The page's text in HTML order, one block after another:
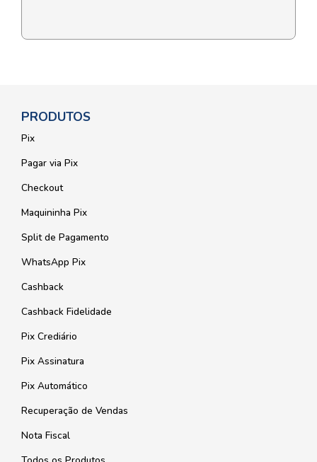
PRODUTOS
Pix
Pagar via Pix
Checkout
Maquininha Pix
Split de Pagamento
WhatsApp Pix
Cashback
Cashback Fidelidade
Pix Crediário
Pix Assinatura
Pix Automático
Recuperação de Vendas
Nota Fiscal